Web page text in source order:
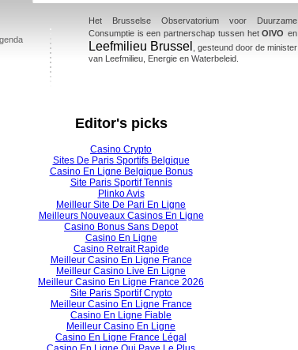
Het Brusselse Observatorium voor Duurzame
Consumptie is een partnerschap tussen hetOIVO en
Leefmilieu Brussel
, gesteund door de minister
van Leefmilieu, Energie en Waterbeleid.
Editor's picks
Casino Crypto
Sites De Paris Sportifs Belgique
Casino En Ligne Belgique Bonus
Site Paris Sportif Tennis
Plinko Avis
Meilleur Site De Pari En Ligne
Meilleurs Nouveaux Casinos En Ligne
Casino Bonus Sans Depot
Casino En Ligne
Casino Retrait Rapide
Meilleur Casino En Ligne France
Meilleur Casino Live En Ligne
Meilleur Casino En Ligne France 2026
Site Paris Sportif Crypto
Meilleur Casino En Ligne France
Casino En Ligne Fiable
Meilleur Casino En Ligne
Casino En Ligne France Légal